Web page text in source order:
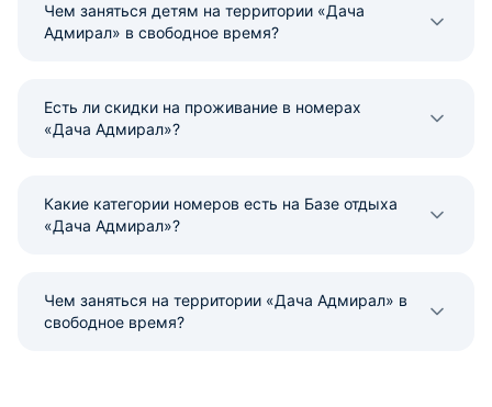
Чем заняться детям на территории «Дача
Адмирал» в свободное время?
Есть ли скидки на проживание в номерах
«Дача Адмирал»?
Какие категории номеров есть на Базе отдыха
«Дача Адмирал»?
Чем заняться на территории «Дача Адмирал» в
свободное время?